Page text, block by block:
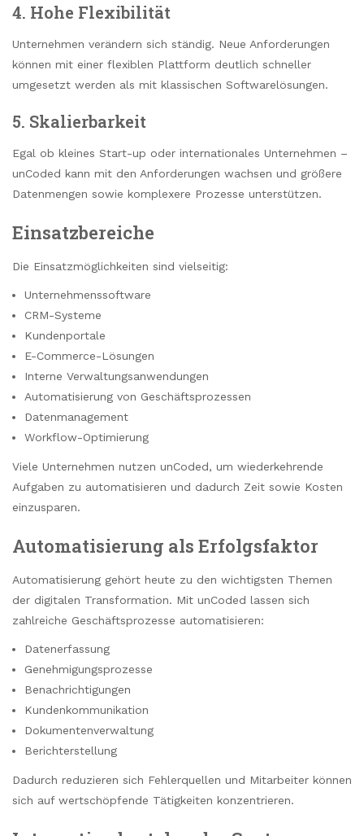
4. Hohe Flexibilität
Unternehmen verändern sich ständig. Neue Anforderungen
können mit einer flexiblen Plattform deutlich schneller
umgesetzt werden als mit klassischen Softwarelösungen.
5. Skalierbarkeit
Egal ob kleines Start-up oder internationales Unternehmen –
unCoded kann mit den Anforderungen wachsen und größere
Datenmengen sowie komplexere Prozesse unterstützen.
Einsatzbereiche
Die Einsatzmöglichkeiten sind vielseitig:
Unternehmenssoftware
CRM-Systeme
Kundenportale
E-Commerce-Lösungen
Interne Verwaltungsanwendungen
Automatisierung von Geschäftsprozessen
Datenmanagement
Workflow-Optimierung
Viele Unternehmen nutzen unCoded, um wiederkehrende
Aufgaben zu automatisieren und dadurch Zeit sowie Kosten
einzusparen.
Automatisierung als Erfolgsfaktor
Automatisierung gehört heute zu den wichtigsten Themen
der digitalen Transformation. Mit unCoded lassen sich
zahlreiche Geschäftsprozesse automatisieren:
Datenerfassung
Genehmigungsprozesse
Benachrichtigungen
Kundenkommunikation
Dokumentenverwaltung
Berichterstellung
Dadurch reduzieren sich Fehlerquellen und Mitarbeiter können
sich auf wertschöpfende Tätigkeiten konzentrieren.